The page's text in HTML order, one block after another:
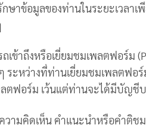
กษาข้อมูลของท่านในระยะเวลา
เข้าถึงหรือเยี่ยมชมเพลตฟอร์ม
ระหว่างที่ท่านเยี่ยมชมเพลตฟอ
ลตฟอร์ม เว้นแต่ท่านจะได้มีบัญ
ามคิดเห็น คำแนะนำหรือคำติช